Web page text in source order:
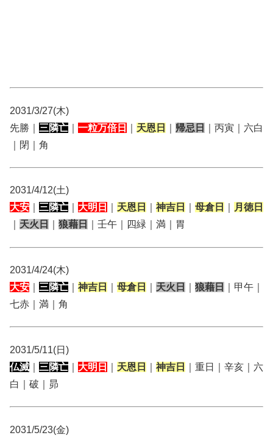
2031/3/27(木)
先勝｜ 三隣亡 一粒万倍日 天恩日 帰忌日
｜丙寅｜六白
｜閉｜角
2031/4/12(土)
大安
三隣亡 大明日 天恩日 神吉日 母倉日
月徳日
天火日 狼藉日 ｜壬午｜四緑｜満｜胃
2031/4/24(木)
大安
三隣亡 神吉日 母倉日 天火日 狼藉日
｜甲午｜
七赤｜満｜角
2031/5/11(日)
仏滅
三隣亡 大明日 天恩日 神吉日
｜重日｜辛亥｜六
白｜破｜昴
2031/5/23(金)